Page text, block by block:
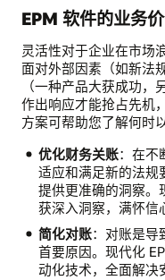
EPM 软件的业务
灵活性对于企业在市场
面对外部因素（如新法
（一种产品大获成功
作出响应才能抢占先机
方案可帮助您了解何时
优化财务关账：在不
适应和满足新的法规
提供更准确的洞察。
获深入洞察，满怀信
简化对账：对账是导
首要原因。现代化
动化技术，全面解决